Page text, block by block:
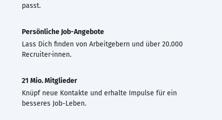
passt.
Persönliche Job-Angebote
Lass Dich finden von Arbeitgebern und über 20.000
Recruiter·innen.
21 Mio. Mitglieder
Knüpf neue Kontakte und erhalte Impulse für ein
besseres Job-Leben.